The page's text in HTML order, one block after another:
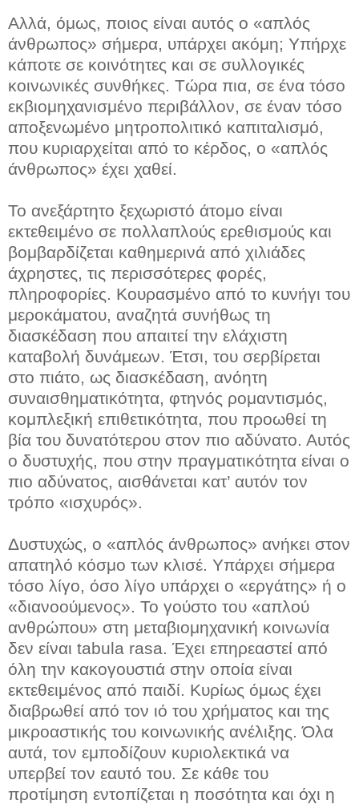
Αλλά, όμως, ποιος είναι αυτός ο «απλός
άνθρωπος» σήμερα, υπάρχει ακόμη; Υπήρχε
κάποτε σε κοινότητες και σε συλλογικές
κοινωνικές συνθήκες. Τώρα πια, σε ένα τόσο
εκβιομηχανισμένο περιβάλλον, σε έναν τόσο
αποξενωμένο μητροπολιτικό καπιταλισμό,
που κυριαρχείται από το κέρδος, ο «απλός
άνθρωπος» έχει χαθεί.
Το ανεξάρτητο ξεχωριστό άτομο είναι
εκτεθειμένο σε πολλαπλούς ερεθισμούς και
βομβαρδίζεται καθημερινά από χιλιάδες
άχρηστες, τις περισσότερες φορές,
πληροφορίες. Κουρασμένο από το κυνήγι του
μεροκάματου, αναζητά συνήθως τη
διασκέδαση που απαιτεί την ελάχιστη
καταβολή δυνάμεων. Έτσι, του σερβίρεται
στο πιάτο, ως διασκέδαση, ανόητη
συναισθηματικότητα, φτηνός ρομαντισμός,
κομπλεξική επιθετικότητα, που προωθεί τη
βία του δυνατότερου στον πιο αδύνατο. Αυτός
ο δυστυχής, που στην πραγματικότητα είναι ο
πιο αδύνατος, αισθάνεται κατ’ αυτόν τον
τρόπο «ισχυρός».
Δυστυχώς, ο «απλός άνθρωπος» ανήκει στον
απατηλό κόσμο των κλισέ. Υπάρχει σήμερα
τόσο λίγο, όσο λίγο υπάρχει ο «εργάτης» ή ο
«διανοούμενος». Το γούστο του «απλού
ανθρώπου» στη μεταβιομηχανική κοινωνία
δεν είναι tabula rasa. Έχει επηρεαστεί από
όλη την κακογουστιά στην οποία είναι
εκτεθειμένος από παιδί. Κυρίως όμως έχει
διαβρωθεί από τον ιό του χρήματος και της
μικροαστικής του κοινωνικής ανέλιξης. Όλα
αυτά, τον εμποδίζουν κυριολεκτικά να
υπερβεί τον εαυτό του. Σε κάθε του
προτίμηση εντοπίζεται η ποσότητα και όχι η